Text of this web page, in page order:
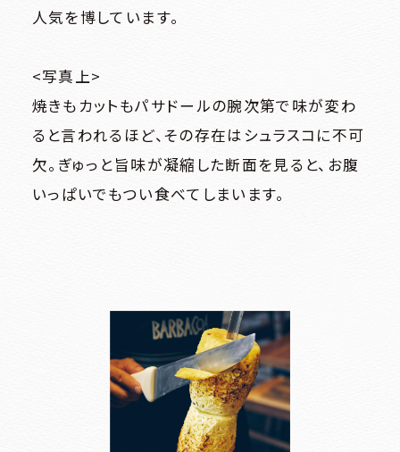
ライダル、カフェ
ライフスタイル、レストラン
ラグジュアリー、ブライダル、カフ
ファッション、グッズ、カフェ、エン
ビューティー、スクール、クリニッ
2F
B1
スポーツ、ライフスタイル、カフェ
B2
レストラン、カフェ
ザ・リッツ・カールトン大阪連絡通路
ハービスホール連絡通路
人気を博しています。
<写真上>
焼きもカットもパサドールの腕次第で味が変わ
ると言われるほど、その存在はシュラスコに不可
欠。ぎゅっと旨味が凝縮した断面を見ると、お腹
いっぱいでもつい食べてしまいます。